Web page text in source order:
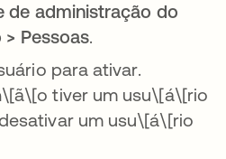
de administração do
Pessoas.
para ativar.
tiver um usu\[á\[rio
um usu\[á\[rio